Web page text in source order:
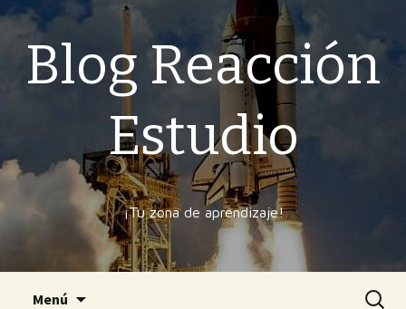
Blog Reacción
Estudio
¡Tu zona de aprendizaje!
Menú